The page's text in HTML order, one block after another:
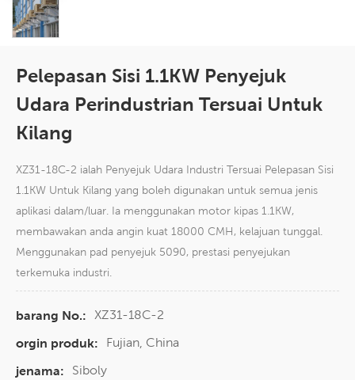
Pelepasan Sisi 1.1KW Penyejuk
Udara Perindustrian Tersuai Untuk
Kilang
XZ31-18C-2 ialah Penyejuk Udara Industri Tersuai Pelepasan Sisi
1.1KW Untuk Kilang yang boleh digunakan untuk semua jenis
aplikasi dalam/luar. Ia menggunakan motor kipas 1.1KW,
membawakan anda angin kuat 18000 CMH, kelajuan tunggal.
Menggunakan pad penyejuk 5090, prestasi penyejukan
terkemuka industri.
barang No.: XZ31-18C-2
orgin produk:
Fujian, China
jenama:
Siboly